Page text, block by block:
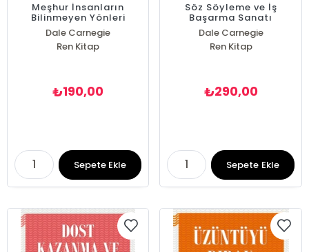
Meşhur İnsanların
Bilinmeyen Yönleri
Dale Carnegie
Ren Kitap
₺190,00
Sepete Ekle
Söz Söyleme ve İş
Başarma Sanatı
Dale Carnegie
Ren Kitap
₺290,00
Sepete Ekle